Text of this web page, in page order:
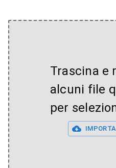
Trascina e
alcuni file
per